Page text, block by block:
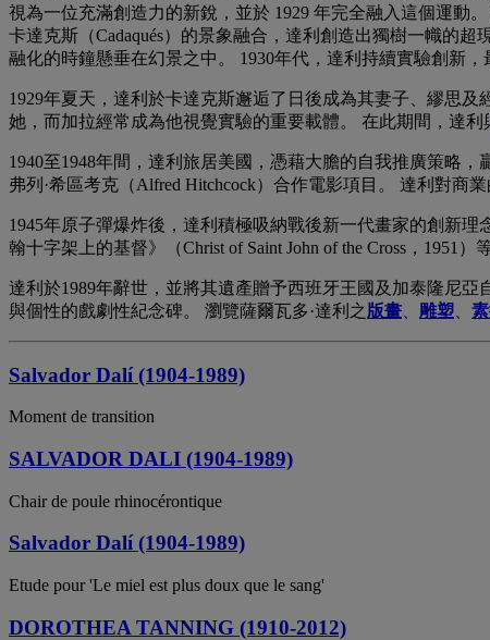
視為一位充滿創造力的新銳，並於 1929 年完全融入這個運動
卡達克斯（Cadaqués）的景象融合，達利創造出獨樹一幟的超
融化的時鐘懸垂在幻景之中。 1930年代，達利持續實驗創新，
1929年夏天，達利於卡達克斯邂逅了日後成為其妻子、繆思
她，而加拉經常成為他視覺實驗的重要載體。 在此期間，達利
1940至1948年間，達利旅居美國，憑藉大膽的自我推廣策略
弗列·希區考克（Alfred Hitchcock）合作電影項目。 達利對商
1945年原子彈爆炸後，達利積極吸納戰後新一代畫家的創新
翰十字架上的基督》（Christ of Saint John of the Cross，1951
達利於1989年辭世，並將其遺產贈予西班牙王國及加泰隆尼亞
與個性的戲劇性紀念碑。 瀏覽薩爾瓦多·達利之 版畫 雕塑
Salvador Dalí (1904-1989)
Moment de transition
SALVADOR DALI (1904-1989)
Chair de poule rhinocérontique
Salvador Dalí (1904-1989)
Etude pour 'Le miel est plus doux que le sang'
DOROTHEA TANNING (1910-2012)